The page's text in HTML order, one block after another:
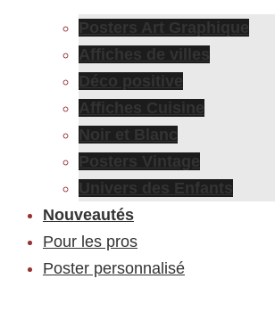
Posters Art Graphique
Affiches de villes
Déco positive
Affiches Cuisine
Noir et Blanc
Posters Vintage
Univers des Enfants
Nouveautés
Pour les pros
Poster personnalisé